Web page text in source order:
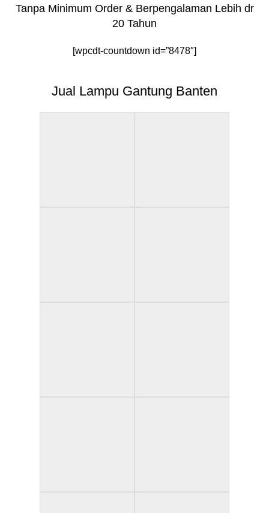
Tanpa Minimum Order & Berpengalaman Lebih dr
20 Tahun
[wpcdt-countdown id=”8478″]
Jual Lampu Gantung Banten